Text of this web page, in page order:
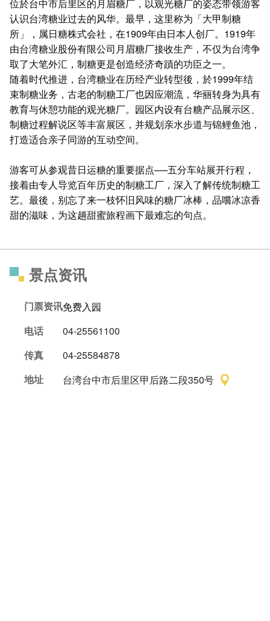
位於台中市后里区的月眉糖厂，以观光糖厂的姿态带领游客
认识台湾糖业过去的风华。最早，这里称为「大甲制糖
所」，属日糖株式会社，在1909年由日本人创厂。1919年
由台湾糖业股份有限公司月眉糖厂接收生产，不仅为台湾争
取了大笔外汇，制糖更是创造经济奇蹟的功臣之一。
随着时代推进，台湾糖业在历经产业转型後，於1999年结
束制糖业务，古老的制糖工厂也因应潮流，华丽转身为具有
教育与休憩功能的观光糖厂。园区内设有台糖产品展示区、
制糖过程解说区等丰富展区，并规划亲水步道与锦鲤鱼池，
打造适合亲子同游的互动空间。
游客可从参观昔日运糖的重要据点──五分车站展开行程，
接着由专人导览百年历史的制糖工厂，深入了解传统制糖工
艺。最後，别忘了来一枝怀旧风味的糖厂冰棒，品嚐冰凉香
甜的滋味，为这趟甜蜜旅程画下最难忘的句点。
景点资讯
门票资讯免费入园
电话
04-25561100
传真
04-25584878
地址
台湾台中市后里区甲后路二段350号